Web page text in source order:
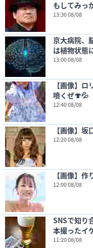
もしてみっ
13:30 08/08
京大病院、
は植物状態
13:00 08/08
【画像】
噴くぜ🍄💦
12:40 08/08
【画像】
12:20 08/08
【画像】
12:00 08/08
SNSで知り
本撮ったイ
11:20 08/08